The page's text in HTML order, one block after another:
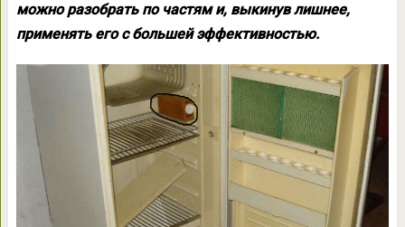
можно разобрать по частям и, выкинув лишнее,
применять его с большей эффективностью.